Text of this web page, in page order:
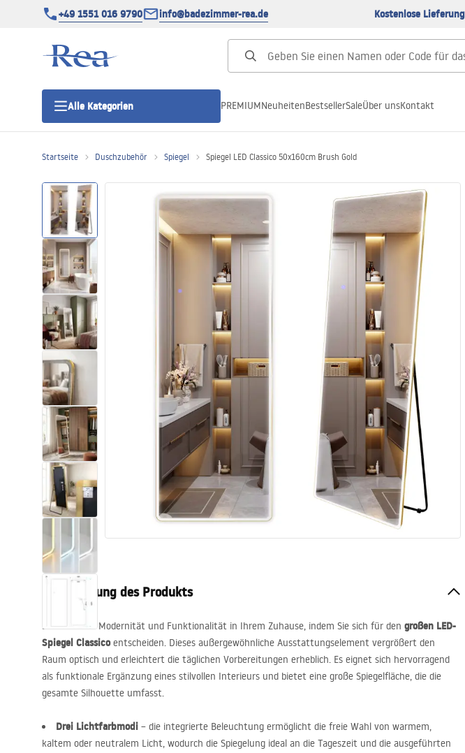
+49 1551 016 9790 info@badezimmer-rea.de Kostenlose Lieferung
Alle Kategorien
Duschtüren
Duschwannen
Duschrinnen
Toiletten
Wannen und
Badewannenaufsätze
Badarmaturen
Duschen
Kitchen
Badezimmerzubehör und Möbel
PREMIUMNeuheitenBestsellerSaleÜber unsKontakt
Startseite Duschzubehör Spiegel Spiegel LED Classico 50x160cm Brush Gold
Beschreibung des Produkts
Schätzen Sie Modernität und Funktionalität in Ihrem Zuhause, indem Sie sich für den großen LED-
Spiegel Classicoentscheiden. Dieses außergewöhnliche Ausstattungselement vergrößert den
Raum optisch und erleichtert die täglichen Vorbereitungen erheblich. Es eignet sich hervorragend
als funktionale Ergänzung eines stilvollen Interieurs und bietet eine große Spiegelfläche, die die
gesamte Silhouette umfasst.
Drei Lichtfarbmodi – die integrierte Beleuchtung ermöglicht die freie Wahl von warmem,
kaltem oder neutralem Licht, wodurch die Spiegelung ideal an die Tageszeit und die ausgeführten